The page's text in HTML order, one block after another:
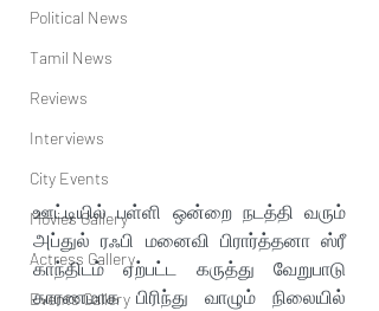
Political News
Tamil News
Reviews
Interviews
City Events
Movies Gallery
Actress Gallery
Events Gallery
ஊட்டியில் பள்ளி ஒன்றை நடத்தி வரும்
அப்துல் ரஃபி மனைவி பிரார்த்தனா ஸ்ரீ
காந்திடம் ஏற்பட்ட கருத்து வேறுபாடு
காரணமாக பிரிந்து வாழும் நிலையில்